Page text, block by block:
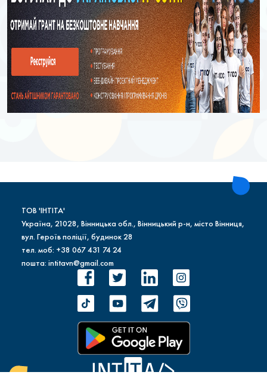
ТОВ 'ІНТІТА'
Україна, 21028, Вінницька обл., Вінницький р-н, місто Вінниця,
вул. Героїв поліції, будинок 28
тел. моб: +38 067 431 74 24
пошта: intitavn@gmail.com